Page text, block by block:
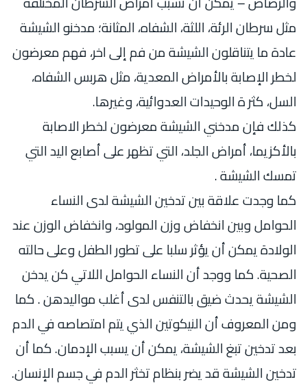
مثل سرطان الرئة، اللثة، الشفاه، المثانة؛ مدخنو الشيشة
عادة ما يتناقلون الشيشة من فم إلى اخر، فهم معرضون
لخطر الإصابة بالأمراض المعدية، مثل هربس الشفاه،
السل، كثر ة الوحيدات العدوائية، وغيرها.
كذلك فإن مدخني الشيشة معرضون لخطر الاصابة
بالأكزيما، أمراض الجلد، التي تظهر على أصابع اليد التي
تمسك الشيشة .
كما وجدت علاقة بين تدخين الشيشة لدى النساء
الحوامل وبين انخفاض وزن المولود، وانخفاض الوزن عند
الولادة يمكن أن يؤثر سلبا على تطور الطفل وعلى حالته
الصحية. كما ووجد أن النساء الحوامل اللاتي كن يدخن
الشيشة يحدث ضيق بالتنفس لدى أغلب مواليدهن . كما
ومن المعروف أن النيكوتين الذي يتم امتصاصه في الدم
بعد تدخين تبغ الشيشة، يمكن أن يسبب الإدمان. كما أن
تدخين الشيشة قد يضر بنظام تخثر الدم في جسم الإنسان.